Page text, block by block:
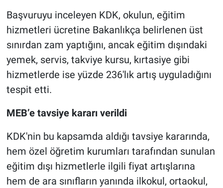
Başvuruyu inceleyen KDK, okulun, eğitim
hizmetleri ücretine Bakanlıkça belirlenen üst
sınırdan zam yaptığını, ancak eğitim dışındaki
yemek, servis, takviye kursu, kırtasiye gibi
hizmetlerde ise yüzde 236'lık artış uyguladığını
tespit etti.
MEB’e tavsiye kararı verildi
KDK'nin bu kapsamda aldığı tavsiye kararında,
hem özel öğretim kurumları tarafından sunulan
eğitim dışı hizmetlerle ilgili fiyat artışlarına
hem de ara sınıfların yanında ilkokul, ortaokul,